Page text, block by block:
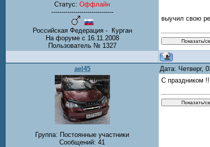
Статус: Оффлайн
-------------------------------
Российская Федерация - Курган
На форуме с 16.11.2008
Пользователь № 1327
выучил свою
ael45 Дата: Четверг,
Группа: Постоянные участники
Сообщений: 41
С праздником